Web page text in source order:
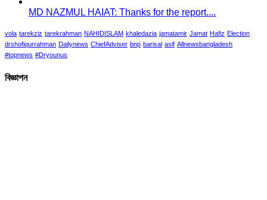
MD NAZMUL HAIAT: Thanks for the report....
vola tarekziz tarekrahman NAHIDISLAM khaledazia jamatamir Jamat Hafiz Election
drshofiqurrahman Dailynews ChiefAdviser bnp barisal asif Allnewsbangladesh
#topnews #Dryounus
বিজ্ঞাপন